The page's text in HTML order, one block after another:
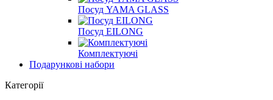
Посуд YAMA GLASS
Посуд EILONG
Комплектуючі
Подарункові набори
Категорії